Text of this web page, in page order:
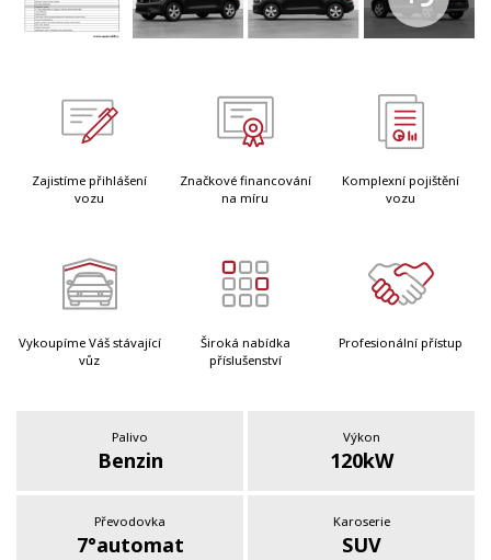
Zajistíme přihlášení
vozu
Značkové financování
na míru
Komplexní pojištění
vozu
Vykoupíme Váš stávající
vůz
Široká nabídka
příslušenství
Profesionální přístup
Palivo
Benzin
Výkon
120kW
Převodovka
7°automat
Karoserie
SUV